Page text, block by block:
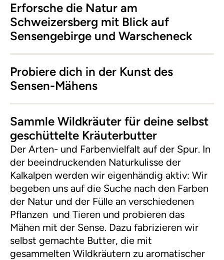
Erforsche die Natur am
Schweizersberg mit Blick auf
Sensengebirge und Warscheneck
Probiere dich in der Kunst des
Sensen-Mähens
Sammle Wildkräuter für deine selbst
geschüttelte Kräuterbutter
Der Arten- und Farbenvielfalt auf der Spur. In
der beeindruckenden Naturkulisse der
Kalkalpen werden wir eigenhändig aktiv: Wir
begeben uns auf die Suche nach den Farben
der Natur und der Fülle an verschiedenen
Pflanzen und Tieren und probieren das
Mähen mit der Sense. Dazu fabrizieren wir
selbst gemachte Butter, die mit
gesammelten Wildkräutern zu aromatischer